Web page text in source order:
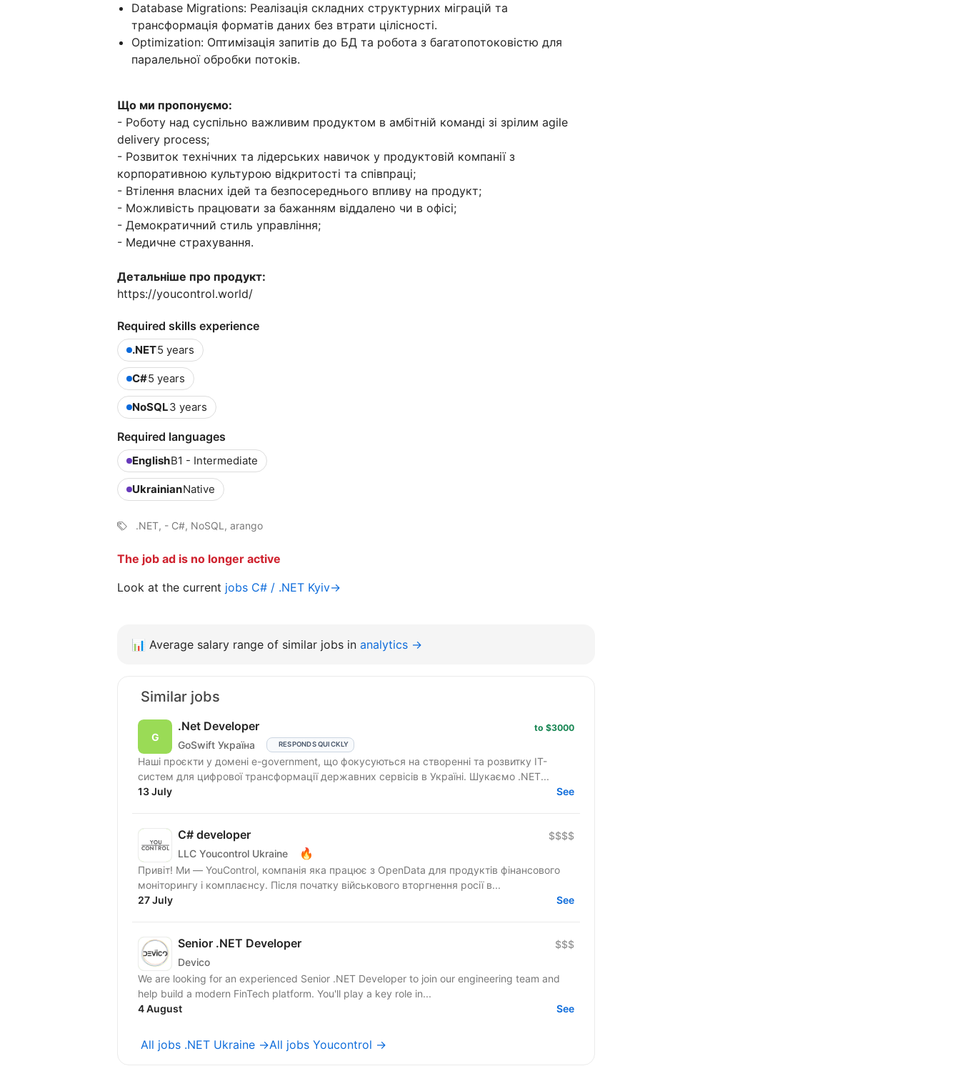
Database Migrations: Реалізація складних структурних міграцій та
трансформація форматів даних без втрати цілісності.
Optimization: Оптимізація запитів до БД та робота з багатопотоковістю для
паралельної обробки потоків.
Що ми пропонуємо:
- Роботу над суспільно важливим продуктом в амбітній команді зі зрілим agile
delivery process;
- Розвиток технічних та лідерських навичок у продуктовій компанії з
корпоративною культурою відкритості та співпраці;
- Втілення власних ідей та безпосереднього впливу на продукт;
- Можливість працювати за бажанням віддалено чи в офісі;
- Демократичний стиль управління;
- Медичне страхування.
Детальніше про продукт:
https://youcontrol.world/
Required skills experience
.NET5 years
C#5 years
NoSQL3 years
Required languages
EnglishB1 - Intermediate
UkrainianNative
.NET, - C#, NoSQL, arango
The job ad is no longer active
Look at the current jobs C# / .NET Kyiv→
📊 Average salary range of similar jobs in analytics →
Similar jobs
.Net Developer
GoSwift Україна RESPONDS QUICKLY
to $3000
Наші проєкти у домені e-government, що фокусуються на створенні та розвитку ІТ-
систем для цифрової трансформації державних сервісів в Україні. Шукаємо .NET...
13 July
See
C# developer
LLC Youcontrol Ukraine 🔥
$$$$
Привіт! Ми — YouControl, компанія яка працює з OpenData для продуктів фінансового
моніторингу і комплаєнсу. Після початку військового вторгнення росії в...
27 July
See
Senior .NET Developer
Devico
$$$
We are looking for an experienced Senior .NET Developer to join our engineering team and
help build a modern FinTech platform. You'll play a key role in...
4 August
See
All jobs .NET Ukraine →All jobs Youcontrol →